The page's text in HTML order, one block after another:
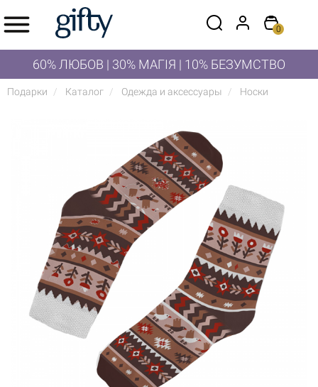
0
60% ЛЮБОВ | 30% МАГІЯ | 10% БЕЗУМСТВО
Подарки Каталог Одежда и аксессуары Носки